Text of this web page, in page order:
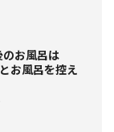
のお風呂は
お風呂を控え